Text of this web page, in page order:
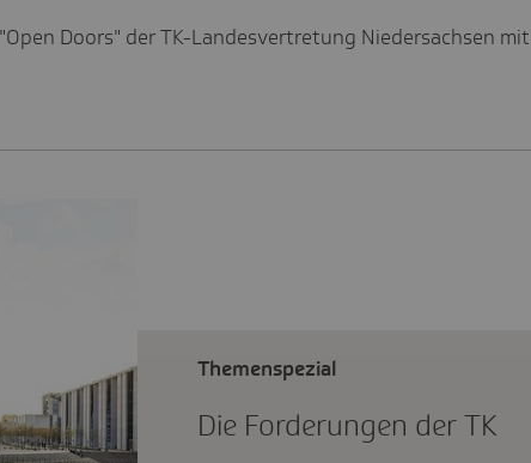
Doors" der TK-Landesvertretung Niedersachsen
Die Forde­rungen der TK
Themenspezial